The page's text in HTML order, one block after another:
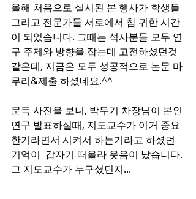
올해 처음으로 실시된 본 행사가 학생들
그리고 전문가들 서로에서 참 귀한 시간
이 되었습니다. 그때는 석사분들 모두 연
구 주제와 방향을 잡는데 고전하셨던것
같은데, 지금은 모두 성공적으로 논문 마
무리&제출 하셨네요.^^
문득 사진을 보니, 박무기 차장님이 본인
연구 발표하실때, 지도교수가 이거 중요
한거라면서 시켜서 하는거라고 하셨던
기억이  갑자기 떠올라 웃음이 났습니다.
그 지도교수가 누구셨던지...